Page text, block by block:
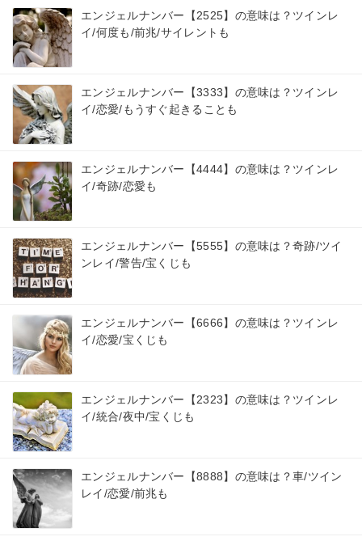
エンジェルナンバー【2525】の意味は？ツインレ
イ/何度も/前兆/サイレントも
エンジェルナンバー【3333】の意味は？ツインレ
イ/恋愛/もうすぐ起きることも
エンジェルナンバー【4444】の意味は？ツインレ
イ/奇跡/恋愛も
エンジェルナンバー【5555】の意味は？奇跡/ツイ
ンレイ/警告/宝くじも
エンジェルナンバー【6666】の意味は？ツインレ
イ/恋愛/宝くじも
エンジェルナンバー【2323】の意味は？ツインレ
イ/統合/夜中/宝くじも
エンジェルナンバー【8888】の意味は？車/ツイン
レイ/恋愛/前兆も